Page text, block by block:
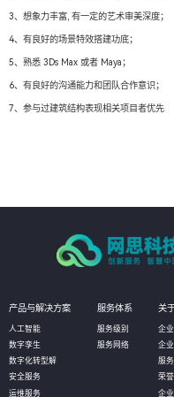
3、想象力丰富, 有一定的艺术审美深度；
4、有良好的场景特效搭建功底；
5、熟悉 3Ds Max 或者 Maya；
6、有良好的沟通能力和团队合作意识；
7、参与过建筑结构表现相关项目者优先
产品与解决方案
人工智能
数字孪生
数字化转型解
安全服务
运维服务
服务体系
服务级别
服务网络
关
企
企
服
荣
企